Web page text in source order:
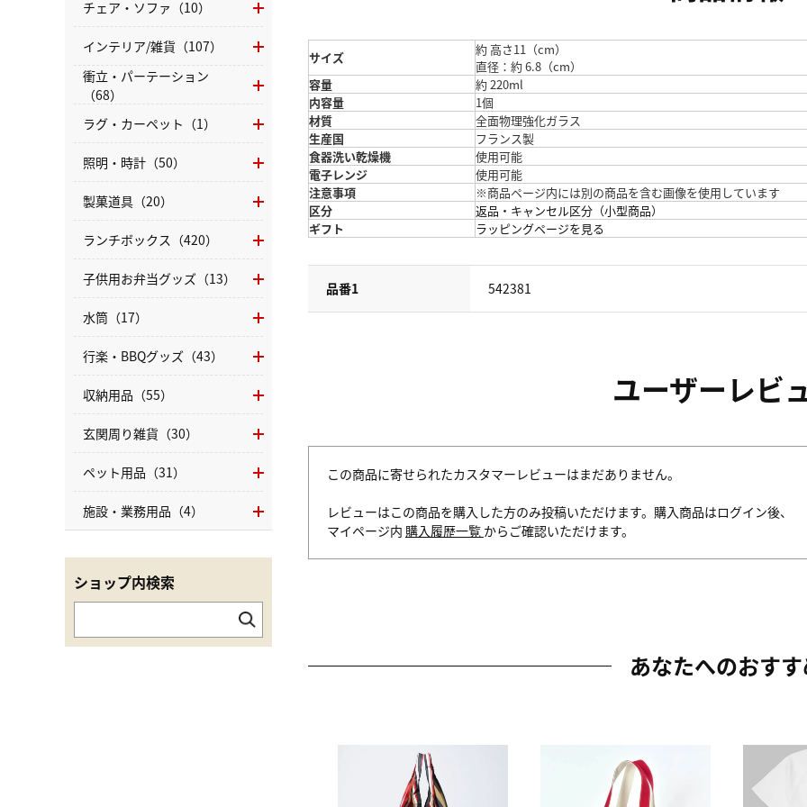
サイズ
約 高さ11（cm）
直径：約 6.8（cm）
容量
約 220ml
内容量
1個
材質
全面物理強化ガラス
生産国
フランス製
食器洗い乾燥機
使用可能
電子レンジ
使用可能
注意事項
※商品ページ内には別の商品を含む画像を使用しています
区分
返品・キャンセル区分（小型商品）
ギフト
ラッピングページを見る
品番1 542381
ユーザーレビ
この商品に寄せられたカスタマーレビューはまだありません。
レビューはこの商品を購入した方のみ投稿いただけます。購入商品はログイン後、
マイページ内 購入履歴一覧 からご確認いただけます。
あなたへのおす
チェア・ソファ（10）
インテリア/雑貨（107）
衝立・パーテーション
（68）
ラグ・カーペット（1）
照明・時計（50）
製菓道具（20）
ランチボックス（420）
子供用お弁当グッズ（13）
水筒（17）
行楽・BBQグッズ（43）
収納用品（55）
玄関周り雑貨（30）
ペット用品（31）
施設・業務用品（4）
ショップ内検索